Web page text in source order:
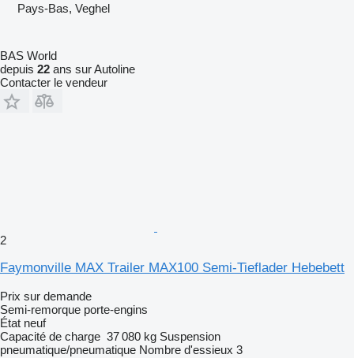
Pays-Bas, Veghel
BAS World
depuis 22 ans sur Autoline
Contacter le vendeur
2
Faymonville MAX Trailer MAX100 Semi-Tieflader Hebebett
Prix sur demande
Semi-remorque porte-engins
État neuf
Capacité de charge 37 080 kg Suspension
pneumatique/pneumatique Nombre d'essieux 3